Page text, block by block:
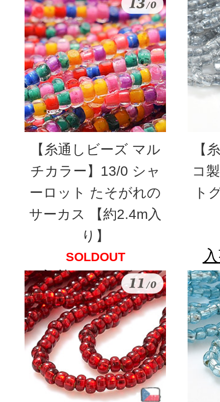
【糸通しビーズ マル
チカラー】13/0 シャ
ーロット たそがれの
サーカス 【約2.4m入
り】
SOLDOUT
入荷メール登録
【
コ
ト